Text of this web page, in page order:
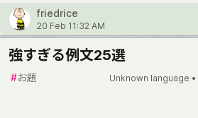
friedrice
20 Feb 11:32 AM
強すぎる例文25選
#お題 Unknown language •